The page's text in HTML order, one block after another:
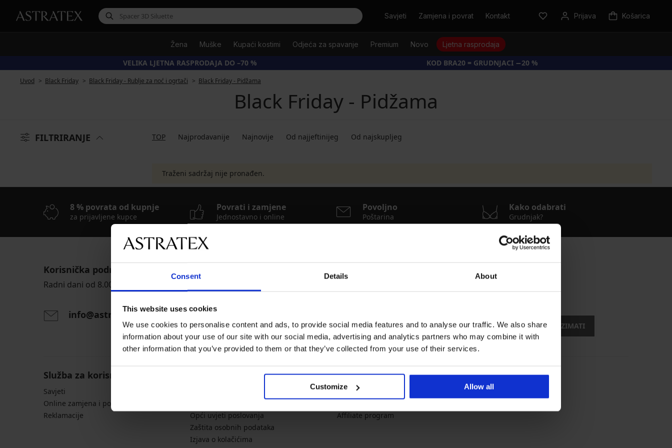
Consent Details About
This website uses cookies
We use cookies to personalise content and ads, to provide social media features and to analyse our traffic. We also share
information about your use of our site with our social media, advertising and analytics partners who may combine it with
other information that you’ve provided to them or that they’ve collected from your use of their services.
Customize Allow all
TražitiSavjeti Zamjena i povrat Kontakt Prijava Košarica
Žena Muške Kupaći kostimi Odjeća za spavanje Premium Novo Ljetna rasprodaja
VELIKA LJETNA RASPRODAJA DO –70 % KOD BRA20 = GRUDNJACI −20 %
Uvod Black Friday Black Friday - Rublje za noć i ogrtači Black Friday - Pidžama
Black Friday - Pidžama
FILTRIRANJE TOP Najprodavanije Najnovije Od najjeftinijeg Od najskupljeg
Traženi sadržaj nije pronađen.
8 % povrata od kupnje
za prijavljene kupce
Povrati i zamjene
Jednostavno i online
Povoljno
Poštarina
Kako odabrati
Grudnjak?
Korisnička podrška
Radni dani od 8.00 - 16.00
info@astratex.hr
ŽELIM PREUZIMATI
Služba za korisnike
Savjeti
Online zamjena i povrat
Reklamacije
Opće informacije
Opći uvjeti poslovanja
Zaštita osobnih podataka
Izjava o kolačićima
O tvrtki
O Astratex.hr
Affiliate program